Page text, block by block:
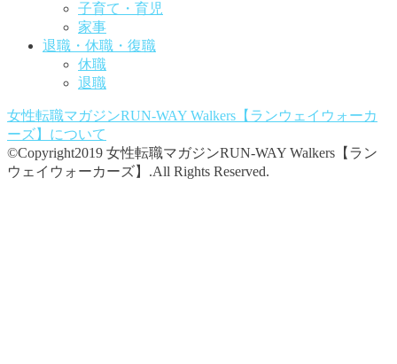
子育て・育児
家事
退職・休職・復職
休職
退職
女性転職マガジンRUN-WAY Walkers【ランウェイウォーカ
ーズ】 について
©Copyright2019 女性転職マガジンRUN-WAY Walkers【ラン
ウェイウォーカーズ】.All Rights Reserved.